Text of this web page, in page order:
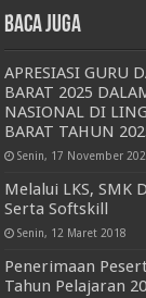
Baca juga
APRESIASI GURU
BARAT 2025
NASIONAL DI
BARAT TAHUN
Senin, 17 November
Melalui LKS, SMK
Serta Softskill
Senin, 12 Maret 2018
Penerimaan
Tahun Pelajaran